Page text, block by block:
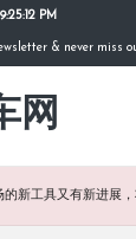
9:25:13 PM
& never miss
网
的新工具又有新进展